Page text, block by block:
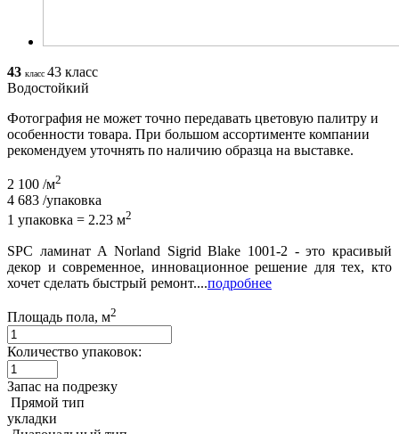
43 класс 43 класс
Водостойкий
Фотография не может точно передавать цветовую палитру и
особенности товара. При большом ассортименте компании
рекомендуем уточнять по наличию образца на выставке.
2 100 /м2
4 683 /упаковка
1 упаковка = 2.23 м2
SPC ламинат A Norland Sigrid Blake 1001-2 - это красивый
декор и современное, инновационное решение для тех, кто
хочет сделать быстрый ремонт....подробнее
Площадь пола, м2
Количество упаковок:
Запас на подрезку
Прямой тип
укладки